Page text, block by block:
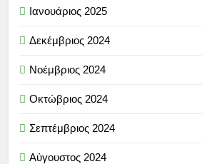
Ιανουάριος 2025
Δεκέμβριος 2024
Νοέμβριος 2024
Οκτώβριος 2024
Σεπτέμβριος 2024
Αύγουστος 2024